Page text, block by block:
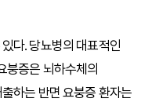
다. 당뇨병의 대표적인
붕증은 뇌하수체의
하는 반면 요붕증 환자는